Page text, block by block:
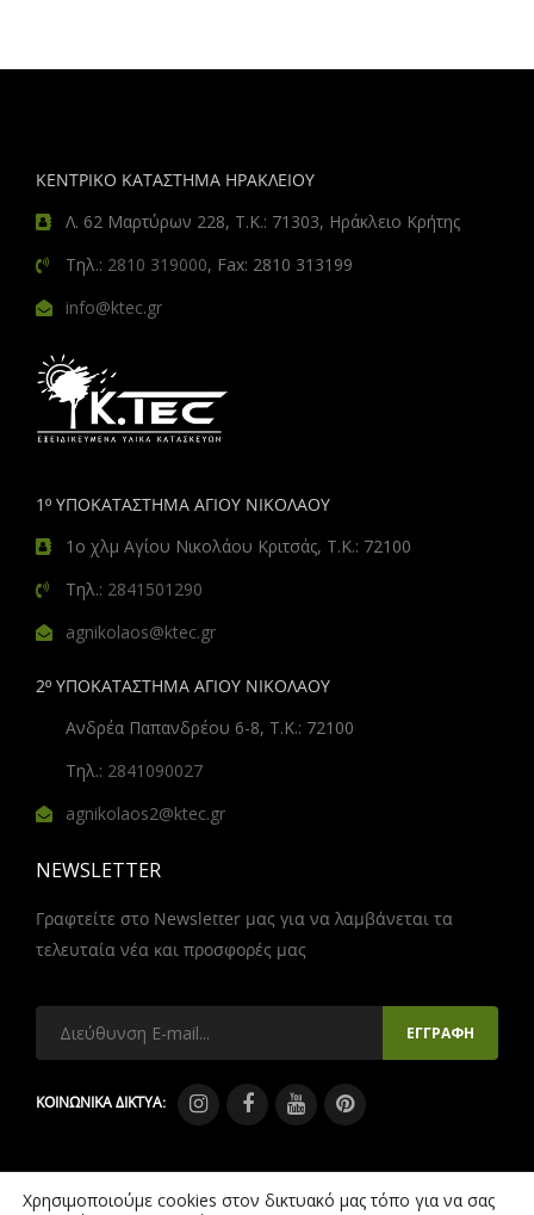
ΚΕΝΤΡΙΚΟ ΚΑΤΑΣΤΗΜΑ ΗΡΑΚΛΕΙΟΥ
Λ. 62 Μαρτύρων 228, Τ.Κ.: 71303, Ηράκλειο Κρήτης
Τηλ.: 2810 319000, Fax: 2810 313199
info@ktec.gr
1º ΥΠΟΚΑΤΑΣΤΗΜΑ ΑΓΙΟΥ ΝΙΚΟΛΑΟΥ
1ο χλμ Αγίου Νικολάου Κριτσάς, Τ.Κ.: 72100
Τηλ.: 2841501290
agnikolaos@ktec.gr
2º ΥΠΟΚΑΤΑΣΤΗΜΑ ΑΓΙΟΥ ΝΙΚΟΛΑΟΥ
Ανδρέα Παπανδρέου 6-8, Τ.Κ.: 72100
Τηλ.: 2841090027
agnikolaos2@ktec.gr
NEWSLETTER
Γραφτείτε στο Newsletter μας για να λαμβάνεται τα
τελευταία νέα και προσφορές μας
ΚΟΙΝΩΝΙΚΑ ΔΙΚΤΥΑ:
Χρησιμοποιούμε cookies στον δικτυακό μας τόπο για να σας